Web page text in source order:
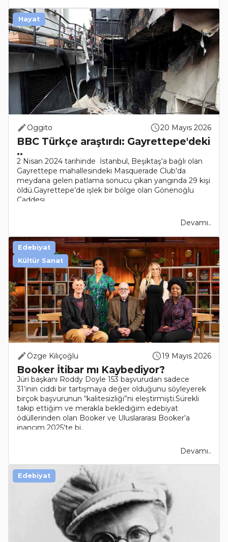
Oggito 20 Mayıs 2026
BBC Türkçe araştırdı: Gayrettepe'deki
..
2 Nisan 2024 tarihinde İstanbul, Beşiktaş'a bağlı olan
Gayrettepe mahallesindeki Masquerade Club'da
meydana gelen patlama sonucu çıkan yangında 29 kişi
öldü.Gayrettepe’de işlek bir bölge olan Gönenoğlu
Caddesi..
Devamı..
Hayat
Özge Kılıçoğlu 19 Mayıs 2026
Booker İtibar mı Kaybediyor?
Jüri başkanı Roddy Doyle 153 başvurudan sadece
31’inin ciddi bir tartışmaya değer olduğunu söyleyerek
birçok başvurunun “kalitesizliği”ni eleştirmişti.Sürekli
takip ettiğim ve merakla beklediğim edebiyat
ödüllerinden olan Booker ve Uluslararası Booker’a
inancım 2025’te bi..
Devamı..
Edebiyat
Kültür Sanat
Edebiyat